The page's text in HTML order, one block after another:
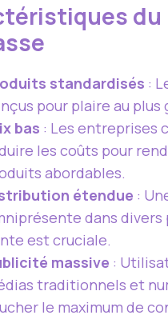
du
standardisés :
pour plaire au plus
bas : Les entreprises
les coûts pour
abordables.
étendue :
dans divers
est cruciale.
massive :
traditionnels et
le maximum de